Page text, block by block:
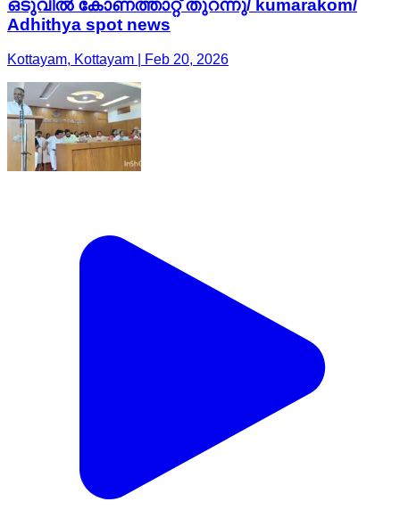
ഒടുവിൽ കോണത്താറ്റ് തുറന്നു/ kumarakom/
Adhithya spot news
Kottayam, Kottayam | Feb 20, 2026